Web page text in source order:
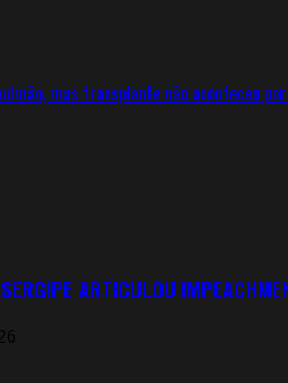
mas transplante não aconteceu
ARTICULOU